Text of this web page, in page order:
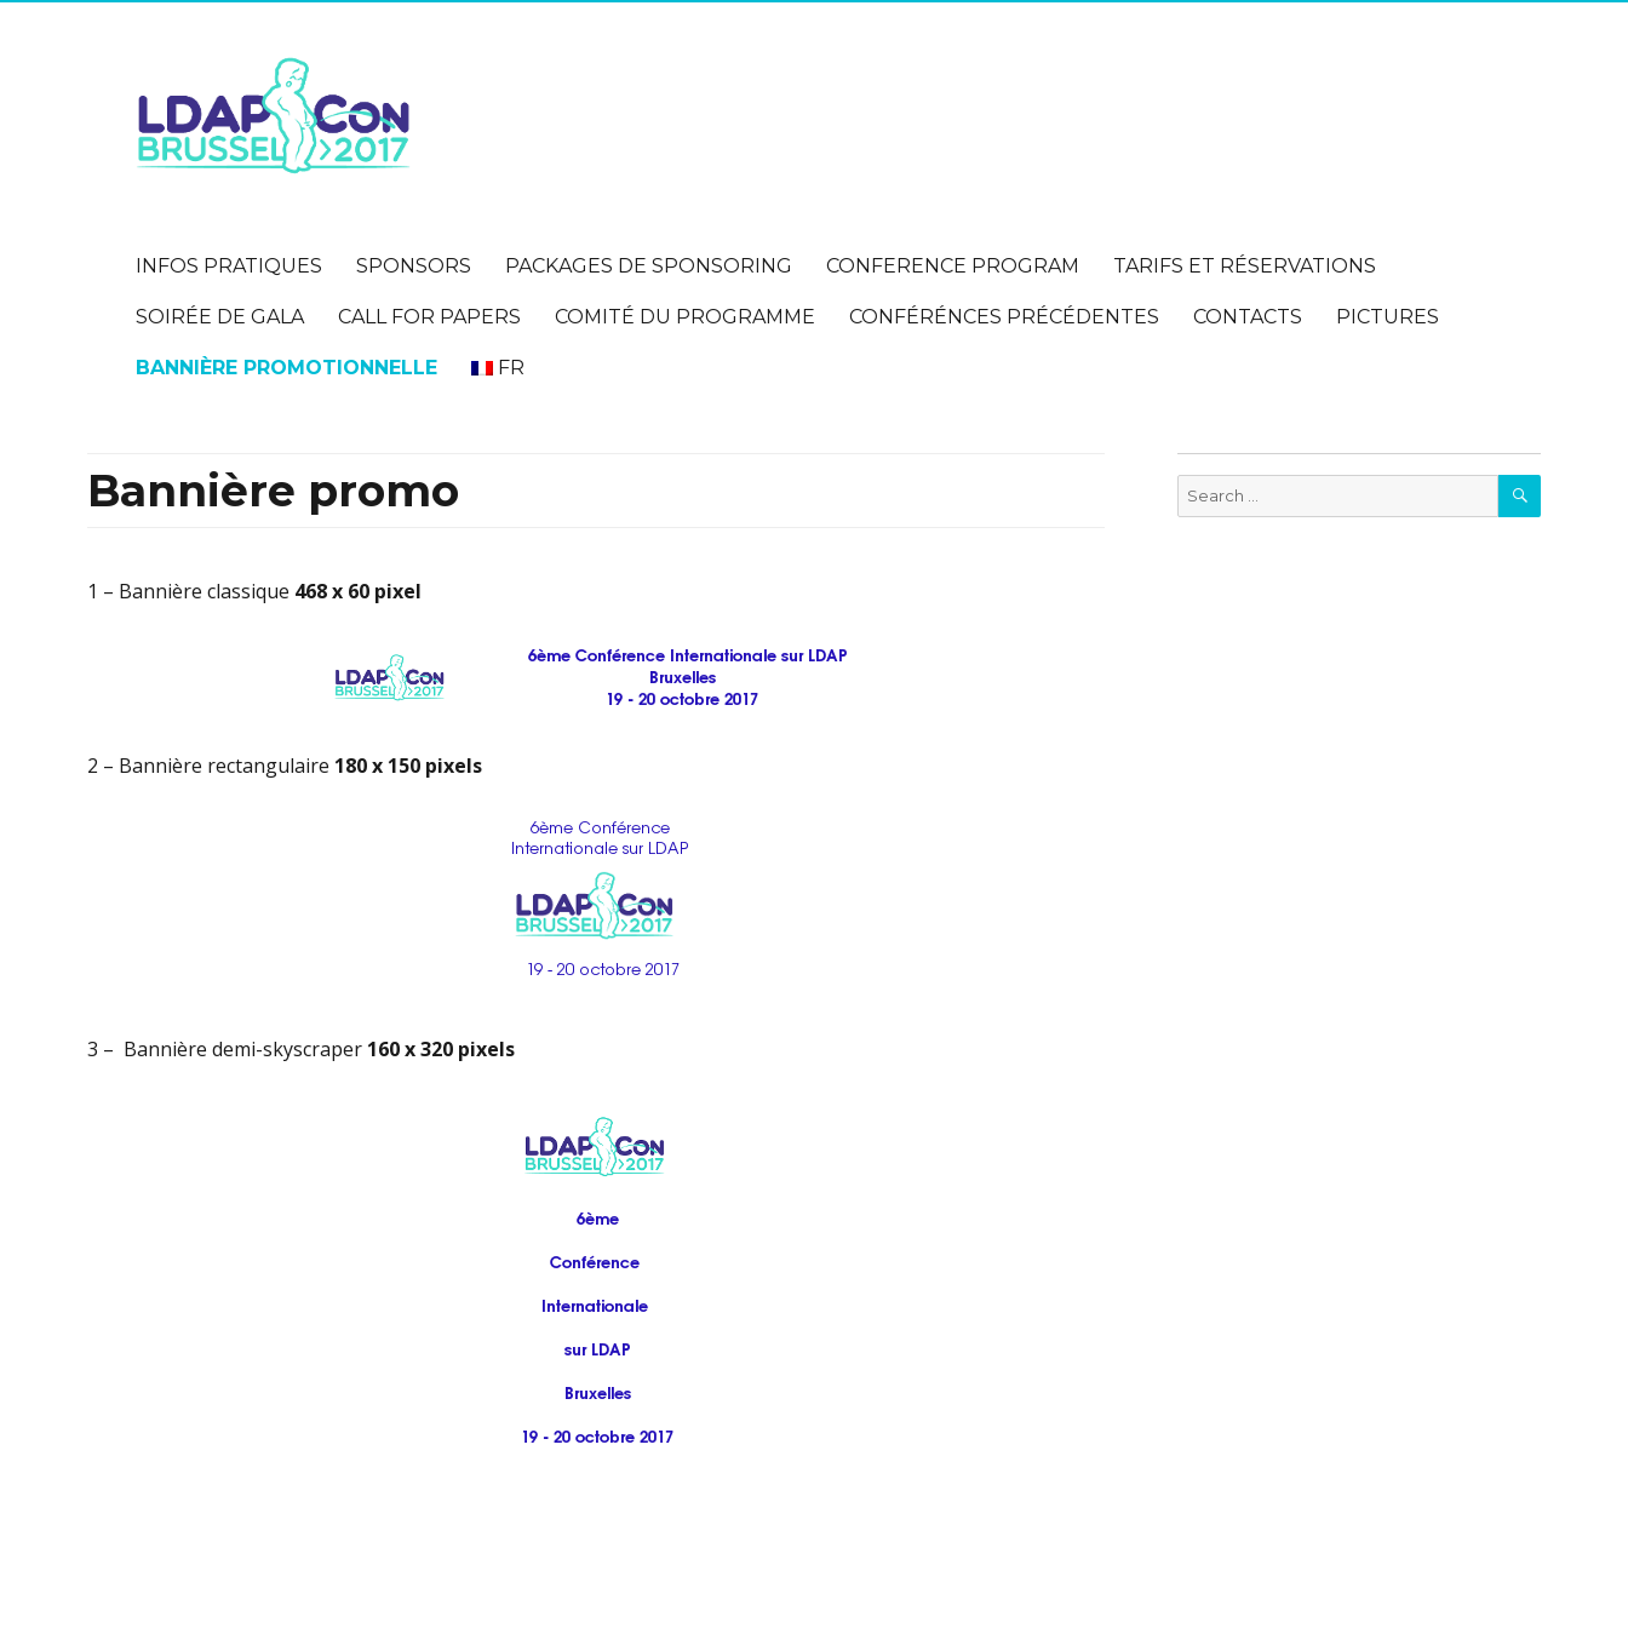
INFOS PRATIQUES SPONSORS PACKAGES DE SPONSORING CONFERENCE PROGRAM TARIFS ET RÉSERVATIONS
SOIRÉE DE GALA CALL FOR PAPERS COMITÉ DU PROGRAMME CONFÉRÉNCES PRÉCÉDENTES CONTACTS PICTURES
BANNIÈRE PROMOTIONNELLE FR
Bannière promo
1 – Bannière classique 468 x 60 pixel
2 – Bannière rectangulaire 180 x 150 pixels
3 – Bannière demi-skyscraper 160 x 320 pixels
Search
for:
SEARCH